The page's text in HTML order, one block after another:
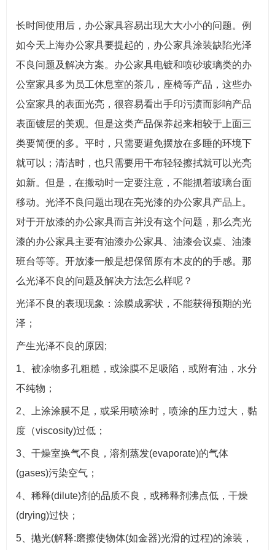
长时间使用后，办公家具容易出现大大小小的问题。例
如今天上海办公家具要提起的，办公家具涂装缺陷光泽
不良问题及解决方案。办公家具电镀和喷砂玻璃类的办
公室家具多为员工休息室的茶几，座椅等产品，这些办
公室家具的表面光亮，很容易看出手印污渍而影响产品
表面镀层的美观。但是这类产品保养起来相较于上面三
类要简便的多。平时，只需要避免摆放在多睡的环境下
就可以；清洁时，也只需要用干布轻轻擦拭就可以光亮
如新。但是，在搬动时一定要注意，不能抓着玻璃台面
移动。光泽不良问题出现在亮光漆的办公家具产品上。
对于开放漆的办公家具而言并没有这个问题，那么亮光
漆的办公家具主要有油漆办公家具、油漆会议桌、油漆
班台等等。开放漆一般是想保留原有木皮的的手感。那
么光泽不良的问题及解决方法怎么样呢？
光泽不良的表现现象：涂膜成雾状，不能获得预期的光
泽；
产生光泽不良的原因;
1、被凃物多孔粗糙，或涂膜不足吸陷，或附有油，水分
不纯物；
2、上涂涂膜不足，或采用喷涂时，喷涂的压力过大，黏
度（viscosity)过低；
3、干燥室换气不良，溶剂蒸发(evaporate)的气体
(gases)污染空气；
4、稀释(dilute)剂的品质不良，或稀释剂沸点低，干燥
(drying)过快；
5、抛光(解释:磨擦使物体(如金器)光滑的过程)的涂装，